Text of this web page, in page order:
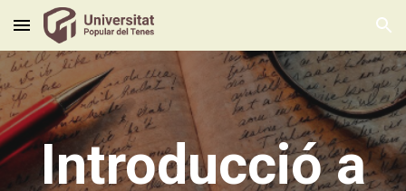
Skip to main content Skip to navigation
Introducció a